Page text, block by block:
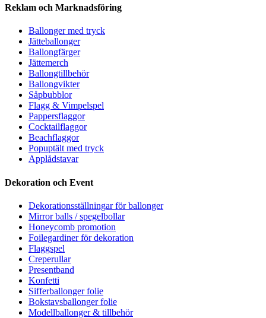
Reklam och Marknadsföring
Ballonger med tryck
Jätteballonger
Ballongfärger
Jättemerch
Ballongtillbehör
Ballongvikter
Såpbubblor
Flagg & Vimpelspel
Pappersflaggor
Cocktailflaggor
Beachflaggor
Popuptält med tryck
Applådstavar
Dekoration och Event
Dekorationsställningar för ballonger
Mirror balls / spegelbollar
Honeycomb promotion
Foilegardiner för dekoration
Flaggspel
Creperullar
Presentband
Konfetti
Sifferballonger folie
Bokstavsballonger folie
Modellballonger & tillbehör